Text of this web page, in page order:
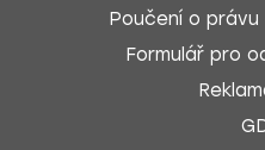
Poučení o právu
Formulář pro